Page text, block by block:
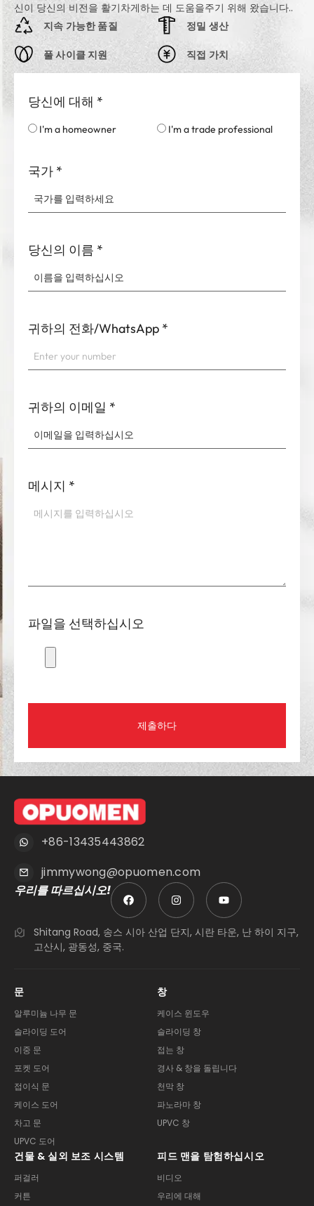
신이 당신의 비전을 활기차게하는 데 도움을주기 위해 왔습니다..
지속 가능한 품질
풀 사이클 지원
정밀 생산
직접 가치
당신에 대해 *
I'm a homeowner I'm a trade professional
국가 *
당신의 이름 *
귀하의 전화/WhatsApp *
귀하의 이메일 *
메시지 *
파일을 선택하십시오
제출하다
+86-13435443862
jimmywong@opuomen.com
우리를 따르십시오!
Shitang Road, 송스 시아 산업 단지, 시란 타운, 난 하이 지구,
고산시, 광동성, 중국.
문
알루미늄 나무 문
슬라이딩 도어
이중 문
포켓 도어
접이식 문
케이스 도어
차고 문
UPVC 도어
창
케이스 윈도우
슬라이딩 창
접는 창
경사 & 창을 돌립니다
천막 창
파노라마 창
UPVC 창
건물 & 실외 보조 시스템
퍼걸러
커튼
피드 맨을 탐험하십시오
비디오
우리에 대해